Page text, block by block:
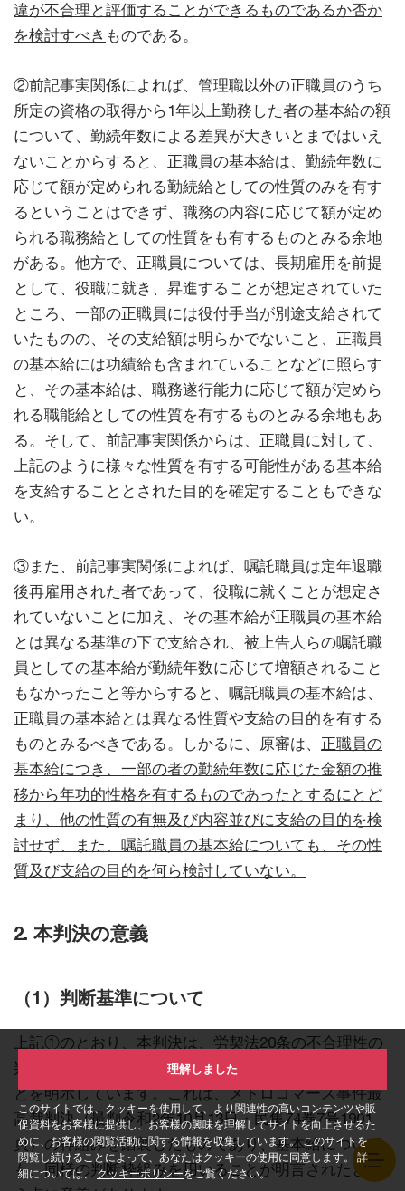
このサイトでは、クッキーを使用して、より関連性の高いコンテンツや販
促資料をお客様に提供し、お客様の興味を理解してサイトを向上させるた
めに、お客様の閲覧活動に関する情報を収集しています。 このサイトを
閲覧し続けることによって、あなたはクッキーの使用に同意します。 詳
細については、クッキーポリシーをご覧ください。
理解しました
違が不合理と評価することができるものであるか否か
を検討すべき ものである。
②前記事実関係によれば、管理職以外の正職員のうち
所定の資格の取得から1年以上勤務した者の基本給の額
について、勤続年数による差異が大きいとまではいえ
ないことからすると、正職員の基本給は、勤続年数に
応じて額が定められる勤続給としての性質のみを有す
るということはできず、職務の内容に応じて額が定め
られる職務給としての性質をも有するものとみる余地
がある。他方で、正職員については、長期雇用を前提
として、役職に就き、昇進することが想定されていた
ところ、一部の正職員には役付手当が別途支給されて
いたものの、その支給額は明らかでないこと、正職員
の基本給には功績給も含まれていることなどに照らす
と、その基本給は、職務遂行能力に応じて額が定めら
れる職能給としての性質を有するものとみる余地もあ
る。そして、前記事実関係からは、正職員に対して、
上記のように様々な性質を有する可能性がある基本給
を支給することとされた目的を確定することもできな
い。
③また、前記事実関係によれば、嘱託職員は定年退職
後再雇用された者であって、役職に就くことが想定さ
れていないことに加え、その基本給が正職員の基本給
とは異なる基準の下で支給され、被上告人らの嘱託職
員としての基本給が勤続年数に応じて増額されること
もなかったこと等からすると、嘱託職員の基本給は、
正職員の基本給とは異なる性質や支給の目的を有する
ものとみるべきである。しかるに、原審は、 正職員の
基本給につき、一部の者の勤続年数に応じた金額の推
移から年功的性格を有するものであったとするにとど
まり、他の性質の有無及び内容並びに支給の目的を検
討せず、また、嘱託職員の基本給についても、その性
質及び支給の目的を何ら検討していない。
2. 本判決の意義
（1）判断基準について
上記①のとおり、本判決は、労契法20条の不合理性の
判断基準について、基本給の性質や目的を考慮するこ
とを明示しています。これは、メトロコマース事件最
高裁判決（最判令和2年10月13日・民集74巻7号1901
頁）の枠組みを踏襲したものであり、基本給について
も、同様の判断枠組みを用いることが明言されたとい